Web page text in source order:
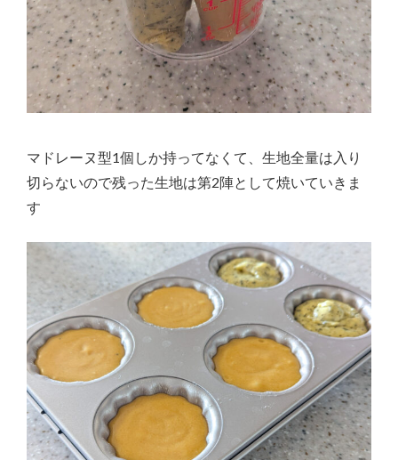
マドレーヌ型1個しか持ってなくて、生地全量は入り
切らないので残った生地は第2陣として焼いていきま
す